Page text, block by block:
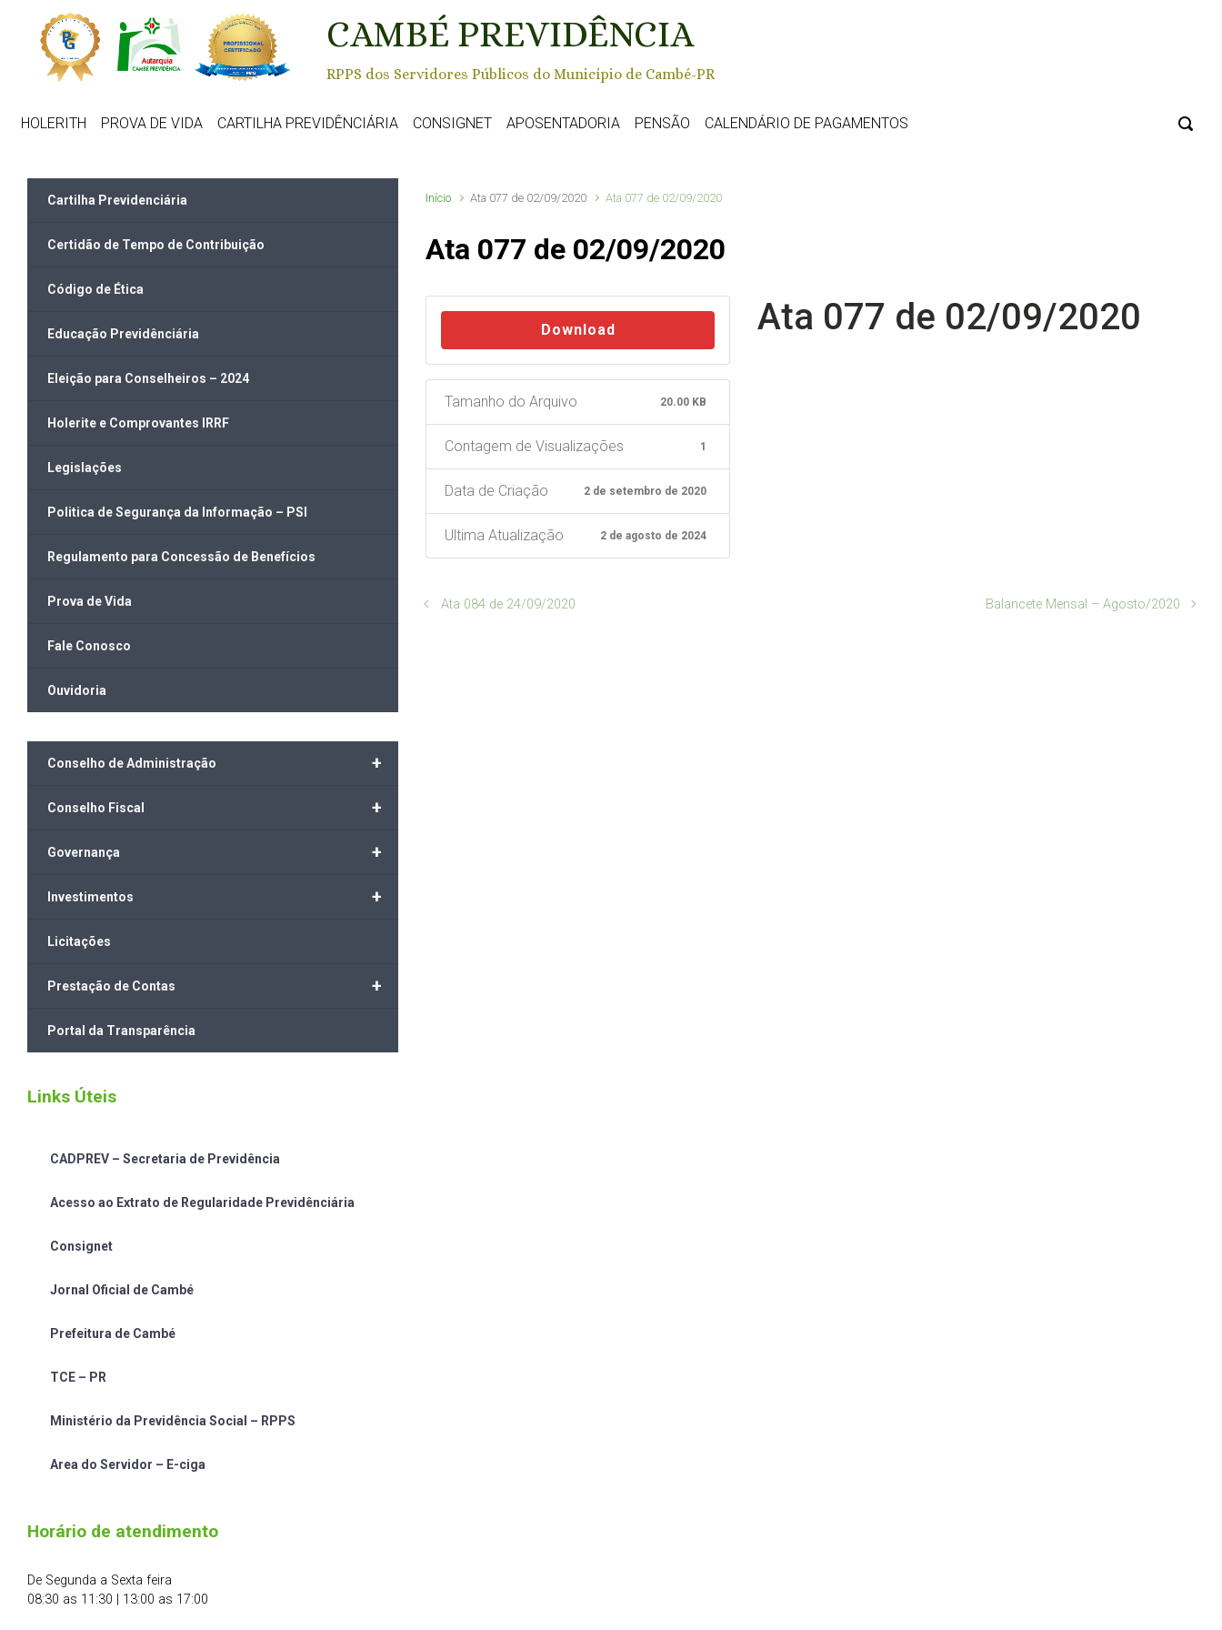
Skip to main content
CAMBÉ PREVIDÊNCIA
RPPS dos Servidores Públicos do Município de Cambé-PR
HOLERITH PROVA DE VIDA CARTILHA PREVIDÊNCIÁRIA CONSIGNET APOSENTADORIA PENSÃO CALENDÁRIO DE PAGAMENTOS
Início Ata 077 de 02/09/2020 Ata 077 de 02/09/2020
Ata 077 de 02/09/2020
Download
Tamanho do Arquivo 20.00 KB
Contagem de Visualizações 1
Data de Criação 2 de setembro de 2020
Ultima Atualização 2 de agosto de 2024
Ata 077 de 02/09/2020
Ata 084 de 24/09/2020 Balancete Mensal – Agosto/2020
Cartilha Previdenciária
Certidão de Tempo de Contribuição
Código de Ética
Educação Previdênciária
Eleição para Conselheiros – 2024
Holerite e Comprovantes IRRF
Legislações
Politica de Segurança da Informação – PSI
Regulamento para Concessão de Benefícios
Prova de Vida
Fale Conosco
Ouvidoria
+
Conselho de Administração
+
Conselho Fiscal
+
Governança
+
Investimentos
Licitações
+
Prestação de Contas
Portal da Transparência
Links Úteis
CADPREV – Secretaria de Previdência
Acesso ao Extrato de Regularidade Previdênciária
Consignet
Jornal Oficial de Cambé
Prefeitura de Cambé
TCE – PR
Ministério da Previdência Social – RPPS
Area do Servidor – E-ciga
Horário de atendimento
De Segunda a Sexta feira
08:30 as 11:30 | 13:00 as 17:00